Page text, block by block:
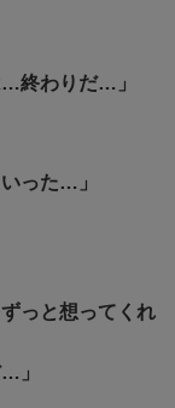
終わりだ…」
った…」
っと想ってくれ
」